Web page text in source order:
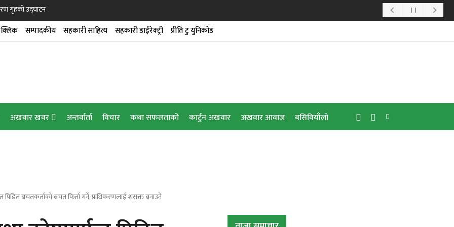
गृहको उद्घाटन
सेवा
तालिम दिने
सम्पादकीय सहकारी साहित्य सहकारी डाईरेक्ट्री प्रीति टु युनिकोड
अखवार खवर अन्तर्वार्ता विचार कथा सफलताको कार्टुन अखवार अखवार आवाज बसिवियाँलो
बचतकर्ताको बचत फिर्ता गर्ने, प्राधिकरणलाई शसक्त बनाउने